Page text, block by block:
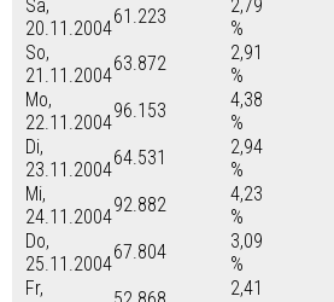
Sa,
20.11.2004
61.223
2,79
%
So,
21.11.2004
63.872
2,91
%
Mo,
22.11.2004
96.153
4,38
%
Di,
23.11.2004
64.531
2,94
%
Mi,
24.11.2004
92.882
4,23
%
Do,
25.11.2004
67.804
3,09
%
Fr,
2,41